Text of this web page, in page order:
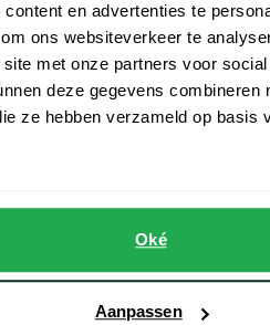
en advertenties te
ons websiteverkeer te
met onze partners voor
deze gegevens combineren
ze hebben verzameld op basis
Oké
Aanpassen